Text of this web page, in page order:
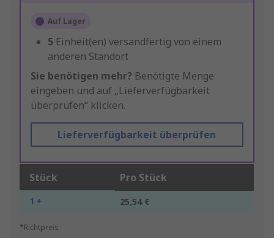
Auf Lager
5 Einheit(en) versandfertig von einem
anderen Standort
Sie benötigen mehr? Benötigte Menge
eingeben und auf „Lieferverfügbarkeit
überprüfen“ klicken.
Lieferverfügbarkeit überprüfen
Stück Pro Stück
1 + 25,54 €
*Richtpreis